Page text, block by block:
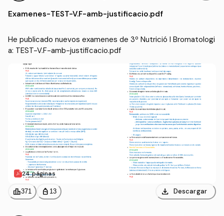
Examenes-TEST-V.F-amb-justificacio.pdf
He publicado nuevos examenes de 3º Nutrició I Bromatologi
a: TEST-V.F-amb-justificacio.pdf
24 páginas
leaderboard371 personal_bag 13 download Descargar